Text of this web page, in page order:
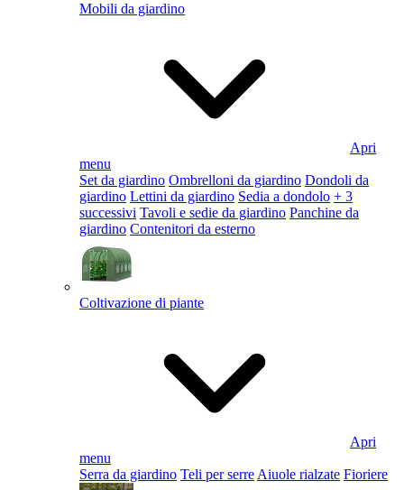
Mobili da giardino
Apri
menu
Set da giardino Ombrelloni da giardino Dondoli da
giardino Lettini da giardino Sedia a dondolo + 3
successivi Tavoli e sedie da giardino Panchine da
giardino Contenitori da esterno
Coltivazione di piante
Apri
menu
Serra da giardino Teli per serre Aiuole rialzate Fioriere